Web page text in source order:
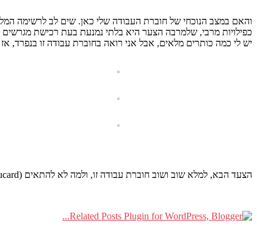
כפילויות מרבי, שלמרבה הצער היא בלתי נמנעת בעת רכישת מגרשים (יש לי
יש לי כמה כותרים מלאים, אבל אני רואה בחוברת עבודה זו בנפרד,
הצעד הבא, למלא שוב ושוב חוברת עבודה זו, ולמה לא להתאים (Hucard עם מראה בחזית למשל).